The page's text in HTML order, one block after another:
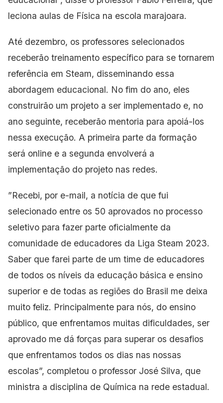
leciona aulas de Física na escola marajoara.
Até dezembro, os professores selecionados
receberão treinamento específico para se tornarem
referência em Steam, disseminando essa
abordagem educacional. No fim do ano, eles
construirão um projeto a ser implementado e, no
ano seguinte, receberão mentoria para apoiá-los
nessa execução. A primeira parte da formação
será online e a segunda envolverá a
implementação do projeto nas redes.
”Recebi, por e-mail, a notícia de que fui
selecionado entre os 50 aprovados no processo
seletivo para fazer parte oficialmente da
comunidade de educadores da Liga Steam 2023.
Saber que farei parte de um time de educadores
de todos os níveis da educação básica e ensino
superior e de todas as regiões do Brasil me deixa
muito feliz. Principalmente para nós, do ensino
público, que enfrentamos muitas dificuldades, ser
aprovado me dá forças para superar os desafios
que enfrentamos todos os dias nas nossas
escolas”, completou o professor José Silva, que
ministra a disciplina de Química na rede estadual.